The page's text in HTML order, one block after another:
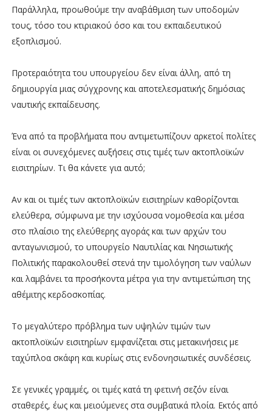
Παράλληλα, προωθούμε την αναβάθμιση των υποδομών
τους, τόσο του κτιριακού όσο και του εκπαιδευτικού
εξοπλισμού.
Προτεραιότητα του υπουργείου δεν είναι άλλη, από τη
δημιουργία μιας σύγχρονης και αποτελεσματικής δημόσιας
ναυτικής εκπαίδευσης.
Ένα από τα προβλήματα που αντιμετωπίζουν αρκετοί πολίτες
είναι οι συνεχόμενες αυξήσεις στις τιμές των ακτοπλοϊκών
εισιτηρίων. Τι θα κάνετε για αυτό;
Αν και οι τιμές των ακτοπλοϊκών εισιτηρίων καθορίζονται
ελεύθερα, σύμφωνα με την ισχύουσα νομοθεσία και μέσα
στο πλαίσιο της ελεύθερης αγοράς και των αρχών του
ανταγωνισμού, το υπουργείο Ναυτιλίας και Νησιωτικής
Πολιτικής παρακολουθεί στενά την τιμολόγηση των ναύλων
και λαμβάνει τα προσήκοντα μέτρα για την αντιμετώπιση της
αθέμιτης κερδοσκοπίας.
Το μεγαλύτερο πρόβλημα των υψηλών τιμών των
ακτοπλοϊκών εισιτηρίων εμφανίζεται στις μετακινήσεις με
ταχύπλοα σκάφη και κυρίως στις ενδονησιωτικές συνδέσεις.
Σε γενικές γραμμές, οι τιμές κατά τη φετινή σεζόν είναι
σταθερές, έως και μειούμενες στα συμβατικά πλοία. Εκτός από